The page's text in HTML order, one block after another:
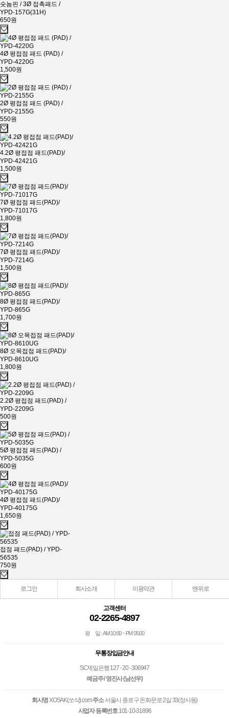
숫놈핀 / 3Ø 접촉패드 /
YPD-157G(31H)
650원
4Ø 평접점 패드 (PAD) /
YPD-4220G
1,500원
2Ø 평접점 패드 (PAD) /
YPD-2155G
550원
4.2Ø 평접점 패드(PAD)/
YPD-42421G
1,500원
7Ø 평접점 패드(PAD)/
YPD-71017G
1,800원
7Ø 평접점 패드(PAD)/
YPD-7214G
1,500원
8Ø 평접점 패드(PAD)/
YPD-865G
1,700원
8Ø 오목접점 패드(PAD)/
YPD-8610UG
1,800원
2.2Ø 평접점 패드(PAD) /
YPD-2209G
500원
5Ø 평접점 패드(PAD) /
YPD-5035G
600원
4Ø 평접점 패드(PAD)/
YPD-40175G
1,650원
접점 패드(PAD) / YPD-
56535
750원
로그인 회사소개 이용약관 맨위로
고객센터
02-2265-4897
평 일 : AM 10:00 ~ PM 05:00
무통장입금안내
SC제일은행 127 - 20 - 306947
예금주 / 영진사 (남선우)
회사명XOSAK(쏘삭).com주소서울시 종로구 돈화문로 2길 33(장사동)
사업자 등록번호101-10-31896